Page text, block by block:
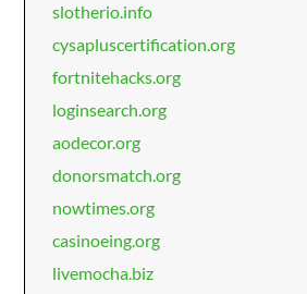
slotherio.info
cysapluscertification.org
fortnitehacks.org
loginsearch.org
aodecor.org
donorsmatch.org
nowtimes.org
casinoeing.org
livemocha.biz